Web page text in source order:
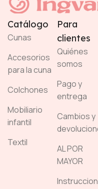
Catálogo
Cunas
Accesorios
para la cuna
Colchones
Mobiliario
infantil
Textil
Para
clientes
Quiénes
somos
Pago y
entrega
Cambios y
AL POR
MAYOR